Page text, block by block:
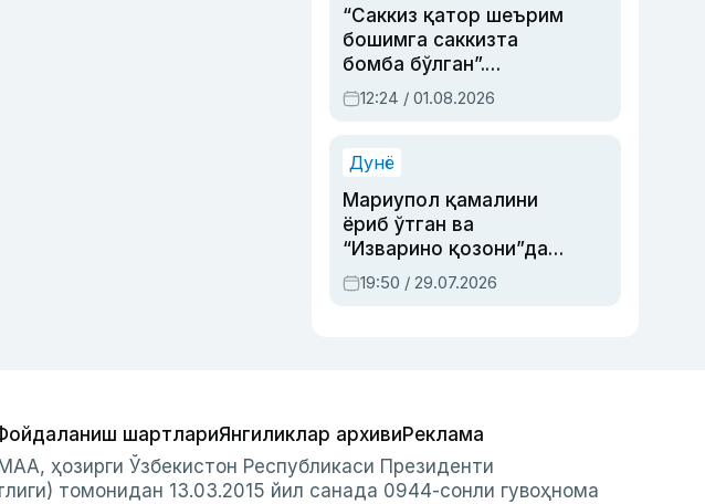
“Саккиз қатор шеърим
бошимга саккизта
бомба бўлган”.
Абдулла Ориповни
сиёсий айбловлардан
12:24 / 01.08.2026
Дунё
Мариупол қамалини
ёриб ўтган ва
“Изварино қозони”дан
чиққан қаҳрамон —
Украина армияси бош
19:50 / 29.07.2026
шартлариЯнгиликлар архивиРеклама
ҳозирги Ўзбекистон Республикаси Президенти
томонидан 13.03.2015 йил санада 0944-сонли гувоҳнома